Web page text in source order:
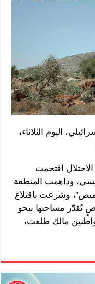
اليوم الثلاثاء،
اقتحمت
وداهمت المنطقة
وشرعت باقتلاع
تُقدّر مساحتها بنحو
مالك طلعت،